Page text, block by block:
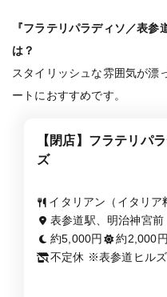
『フラテリパラディソ／表
は？
スタイリッシュな雰囲気が漂
ートにおすすめです。
【閉店】フラテリパ
ズ
イタリアン（イタリア
鉄板焼き
表参道駅、明治神宮
約5,000円
約2,000円
不定休 ※表参道ヒルズ